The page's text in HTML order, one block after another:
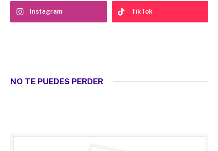
Instagram TikTok
NO TE PUEDES PERDER